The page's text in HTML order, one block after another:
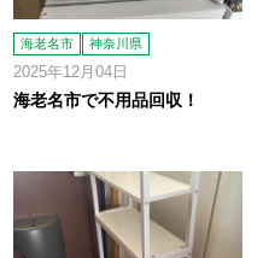
海老名市 神奈川県
2025年12月04日
海老名市で不用品回収！